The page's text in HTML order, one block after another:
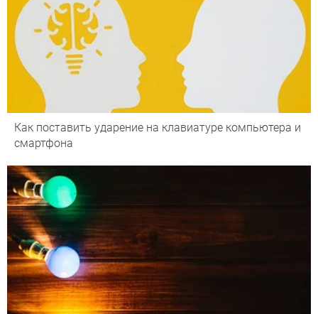
Как поставить ударение на клавиатуре компьютера и
смартфона